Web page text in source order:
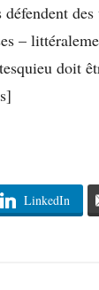
–
doit
LinkedIn